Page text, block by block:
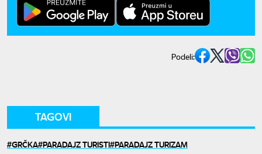
Podeli:
TAGOVI
GRČKA PARADAJZ TURISTI PARADAJZ TURIZAM